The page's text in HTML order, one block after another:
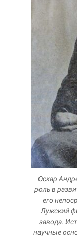
Оскар
роль в
его
Лужский
завода.
научные